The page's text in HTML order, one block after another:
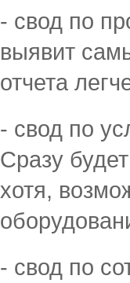
- свод по
выявит
отчета
- свод по
Сразу
хотя,
- свод по